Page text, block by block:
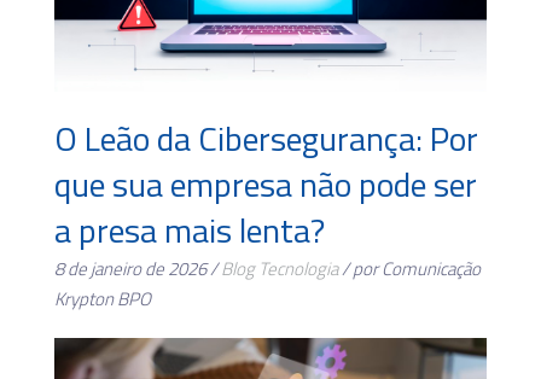
O Leão da Cibersegurança: Por
que sua empresa não pode ser
a presa mais lenta?
8 de janeiro de 2026 /Blog Tecnologia/ por Comunicação
Krypton BPO